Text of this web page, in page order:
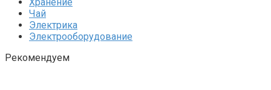
Чай
Электрика
Электрооборудование
Рекомендуем